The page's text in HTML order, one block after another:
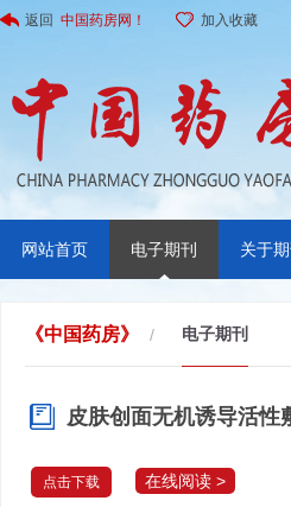
返回 中国药房网！ 加入收藏
网站首页 电子期刊 关于期
《中国药房》 / 电子期刊
皮肤创面无机诱导活性
在线阅读 >